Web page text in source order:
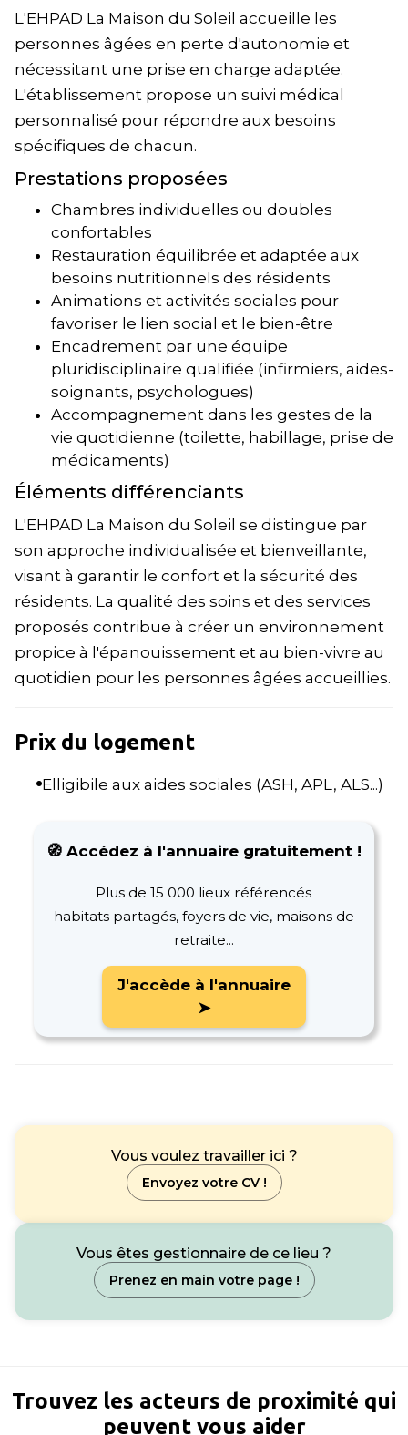
L'EHPAD La Maison du Soleil accueille les
personnes âgées en perte d'autonomie et
nécessitant une prise en charge adaptée.
L'établissement propose un suivi médical
personnalisé pour répondre aux besoins
spécifiques de chacun.
Prestations proposées
Chambres individuelles ou doubles
confortables
Restauration équilibrée et adaptée aux
besoins nutritionnels des résidents
Animations et activités sociales pour
favoriser le lien social et le bien-être
Encadrement par une équipe
pluridisciplinaire qualifiée (infirmiers, aides-
soignants, psychologues)
Accompagnement dans les gestes de la
vie quotidienne (toilette, habillage, prise de
médicaments)
Éléments différenciants
L'EHPAD La Maison du Soleil se distingue par
son approche individualisée et bienveillante,
visant à garantir le confort et la sécurité des
résidents. La qualité des soins et des services
proposés contribue à créer un environnement
propice à l'épanouissement et au bien-vivre au
quotidien pour les personnes âgées accueillies.
Prix du logement
Elligibile aux aides sociales (ASH, APL, ALS...)
🧭 Accédez à l'annuaire gratuitement !
Plus de 15 000 lieux référencés
habitats partagés, foyers de vie, maisons de
retraite...
J'accède à l'annuaire
➤
Vous voulez travailler ici ?
Envoyez votre CV !
Vous êtes gestionnaire de ce lieu ?
Prenez en main votre page !
Trouvez les acteurs de proximité qui
peuvent vous aider